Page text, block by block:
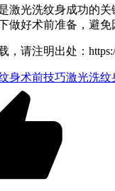
激光洗纹身成功的
做好术前准备，避免
，请注明出处：
身术前技巧激光洗纹